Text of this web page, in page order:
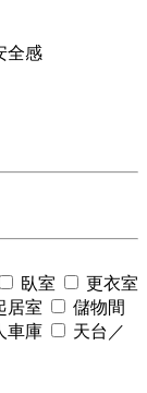
全感
臥室
更衣室
居室
儲物間
車庫
天台／